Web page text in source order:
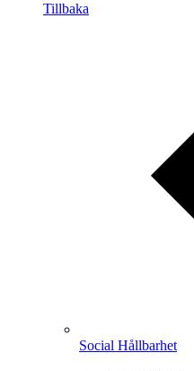
Tillbaka
Social Hållbarhet